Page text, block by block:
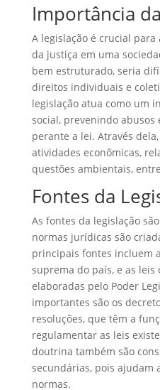
Importância
A legislação é crucial
da justiça em uma
bem estruturado, seria
direitos individuais e
legislação atua como um
social, prevenindo
perante a lei. Através
atividades econômicas,
questões ambientais,
Fontes da
As fontes da legislação
normas jurídicas são
principais fontes incluem
suprema do país, e as leis
elaboradas pelo Poder
importantes são os
resoluções, que têm a
regulamentar as leis
doutrina também são
secundárias, pois ajudam
normas.